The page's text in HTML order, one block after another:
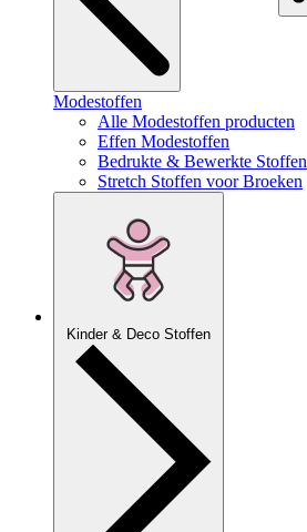
Modestoffen
Alle Modestoffen producten
Effen Modestoffen
Bedrukte & Bewerkte Stoffen
Stretch Stoffen voor Broeken
Kinder & Deco Stoffen